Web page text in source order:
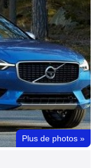
Plus de photos »